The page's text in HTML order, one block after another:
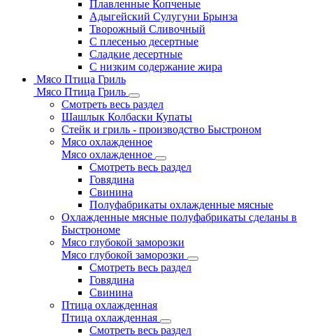
Плавленные Копченые
Адыгейский Сулугуни Брынза
Творожный Сливочный
С плесенью десертные
Сладкие десертные
С низким содержание жира
Мясо Птица Гриль
Мясо Птица Гриль
Смотреть весь раздел
Шашлык Колбаски Купаты
Стейк и гриль - производство Быстроном
Мясо охлажденное
Мясо охлажденное
Смотреть весь раздел
Говядина
Свинина
Полуфабрикаты охлажденные мясные
Охлажденные мясные полуфабрикаты сделаны в
Быстрономе
Мясо глубокой заморозки
Мясо глубокой заморозки
Смотреть весь раздел
Говядина
Свинина
Птица охлажденная
Птица охлажденная
Смотреть весь раздел